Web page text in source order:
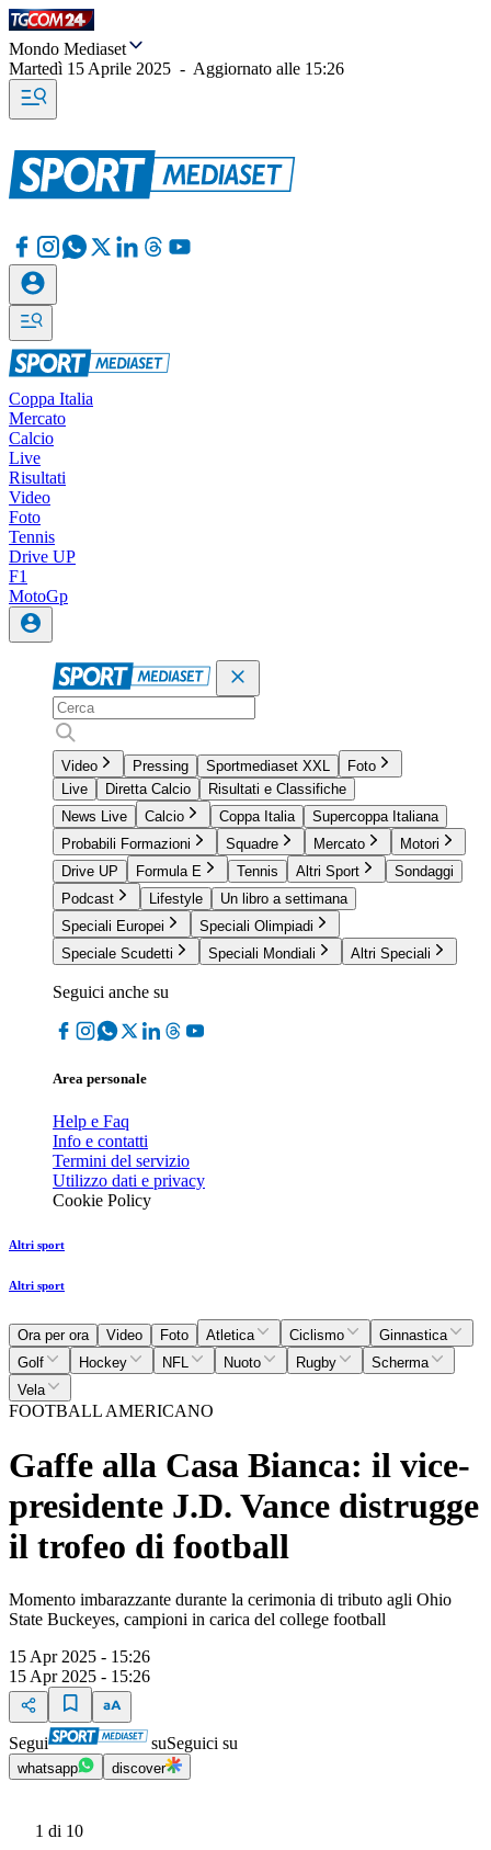
Mondo Mediaset
Martedì 15 Aprile 2025 - Aggiornato alle 15:26
Coppa Italia
Mercato
Calcio
Live
Risultati
Video
Foto
Tennis
Drive UP
F1
MotoGp
Video Pressing Sportmediaset XXL
Foto
Live
Diretta Calcio
Risultati e Classifiche
News Live
Calcio Coppa Italia
Supercoppa Italiana
Probabili Formazioni
Squadre Mercato
Motori
Drive UP
Formula E Tennis Altri Sport
Sondaggi
Podcast
Lifestyle
Un libro a settimana
Speciali Europei
Speciali Olimpiadi
Speciale Scudetti
Speciali Mondiali Altri Speciali
Seguici anche su
Area personale
Help e Faq
Info e contatti
Termini del servizio
Utilizzo dati e privacy
Cookie Policy
Altri sport
Altri sport
Ora per ora Video Foto Atletica Ciclismo
Ginnastica
Golf
Hockey NFL Nuoto Rugby
Scherma
Vela
FOOTBALL AMERICANO
Gaffe alla Casa Bianca: il vice-
presidente J.D. Vance distrugge
il trofeo di football
Momento imbarazzante durante la cerimonia di tributo agli Ohio
State Buckeyes, campioni in carica del college football
15 Apr 2025 - 15:26
15 Apr 2025 - 15:26
Segui suSeguici su
whatsapp discover
1 di 10